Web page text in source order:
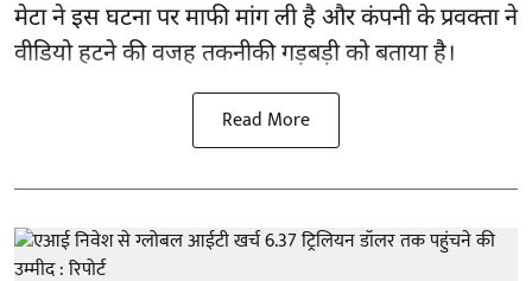
मेटा ने इस घटना पर माफी मांग ली है और कंपनी के प्रवक्ता ने
वीडियो हटने की वजह तकनीकी गड़बड़ी को बताया है।
Read More